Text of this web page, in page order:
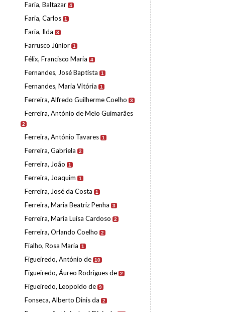
Faria, Baltazar 4
Faria, Carlos 1
Faria, Ilda 3
Farrusco Júnior 1
Félix, Francisco Maria 4
Fernandes, José Baptista 1
Fernandes, Maria Vitória 1
Ferreira, Alfredo Guilherme Coelho 3
Ferreira, António de Melo Guimarães
2
Ferreira, António Tavares 1
Ferreira, Gabriela 2
Ferreira, João 1
Ferreira, Joaquim 1
Ferreira, José da Costa 1
Ferreira, Maria Beatriz Penha 3
Ferreira, Maria Luísa Cardoso 2
Ferreira, Orlando Coelho 2
Fialho, Rosa Maria 1
Figueiredo, António de 10
Figueiredo, Áureo Rodrigues de 2
Figueiredo, Leopoldo de 9
Fonseca, Alberto Dinis da 2